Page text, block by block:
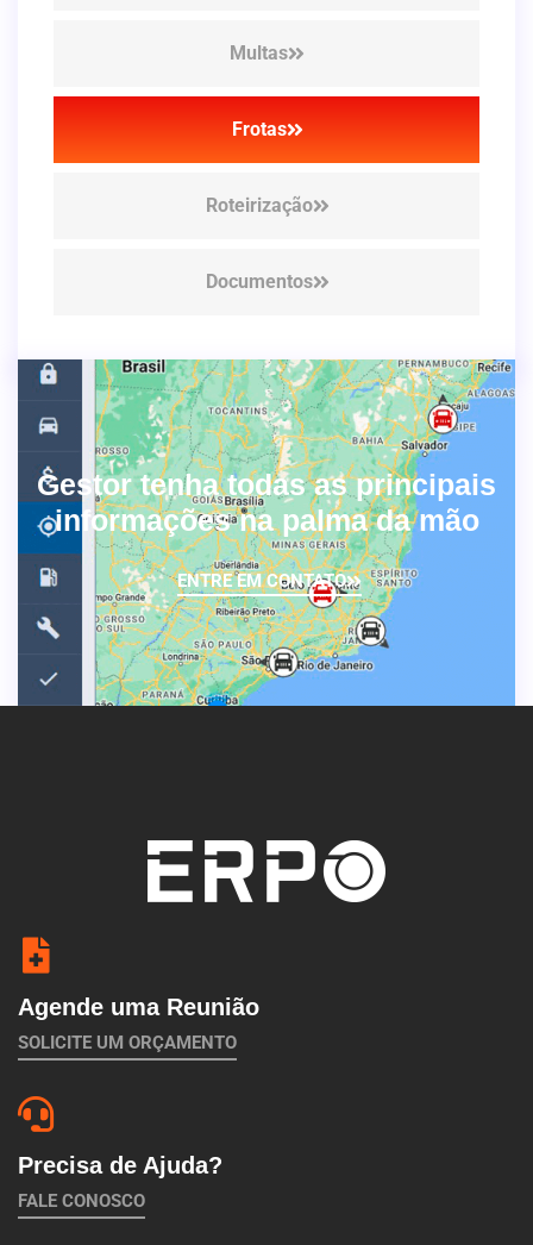
Multas
Frotas
Roteirização
Documentos
Gestor tenha todas as principais
informações na palma da mão
ENTRE EM CONTATO
Agende uma Reunião
SOLICITE UM ORÇAMENTO
Precisa de Ajuda?
FALE CONOSCO